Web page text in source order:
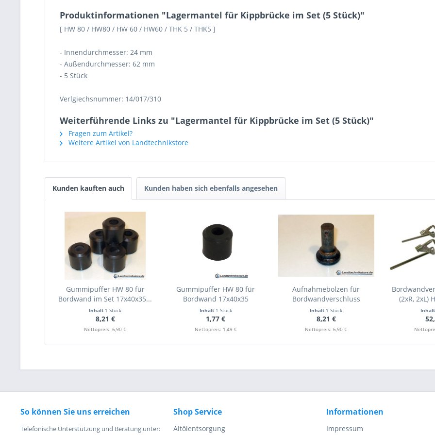
Produktinformationen "Lagermantel für Kippbrücke im Set (5 Stück)"
[ HW 80 / HW80 / HW 60 / HW60 / THK 5 / THK5 ]
- Innendurchmesser: 24 mm
- Außendurchmesser: 62 mm
- 5 Stück
Verlgiechsnummer: 14/017/310
Weiterführende Links zu "Lagermantel für Kippbrücke im Set (5 Stück)"
Fragen zum Artikel?
Weitere Artikel von Landtechnikstore
Kunden kauften auch Kunden haben sich ebenfalls angesehen
Gummipuffer HW 80 für
Bordwand im Set 17x40x35...
Inhalt 1 Stück
8,21 €
Nettopreis: 6,90 €
Gummipuffer HW 80 für
Bordwand 17x40x35
Inhalt 1 Stück
1,77 €
Nettopreis: 1,49 €
Aufnahmebolzen für
Bordwandverschluss
Inhalt 1 Stück
8,21 €
Nettopreis: 6,90 €
(2xR, 2xL)
So können Sie uns erreichen
Telefonische Unterstützung und Beratung unter:
Shop Service
Altölentsorgung
Informationen
Impressum